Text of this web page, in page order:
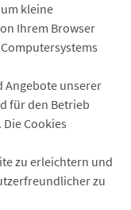
kleine
Ihrem Browser
Angebote unserer
für den Betrieb
Cookies
zu erleichtern und
zu